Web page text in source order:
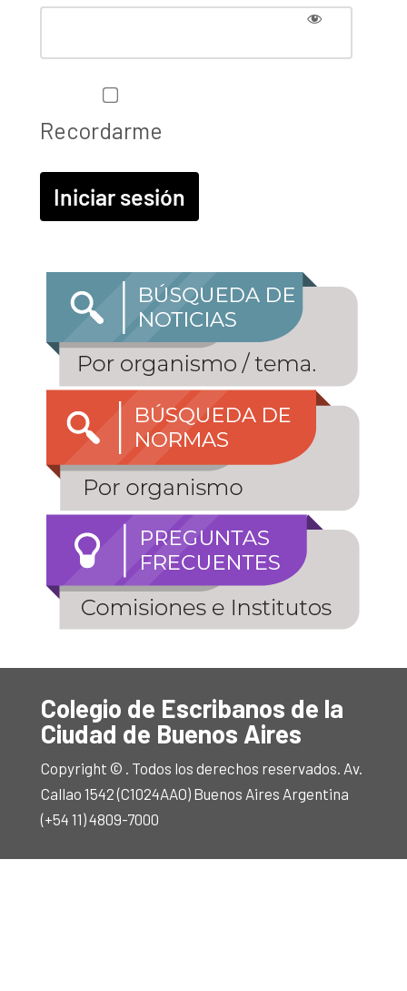
Recordarme
Colegio de Escribanos de la
Ciudad de Buenos Aires
Copyright © . Todos los derechos reservados. Av.
Callao 1542 (C1024AAO) Buenos Aires Argentina
(+54 11) 4809-7000